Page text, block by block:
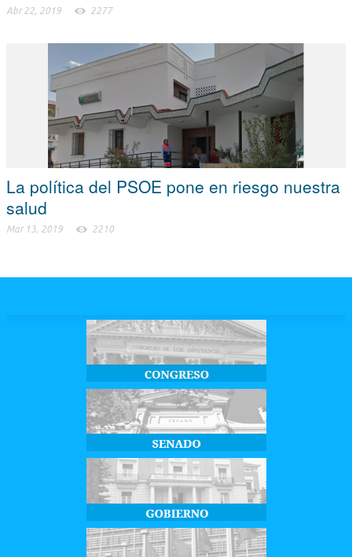
Abr 22, 2019 2277
La política del PSOE pone en riesgo nuestra
salud
Mar 13, 2019 2210